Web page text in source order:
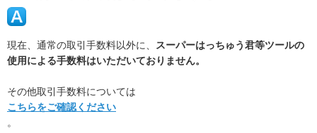
現在、通常の取引手数料以外に、
スーパーはっちゅう君等ツールの
使用による手数料はいただいておりません。
その他取引手数料については
こちらをご確認ください
。